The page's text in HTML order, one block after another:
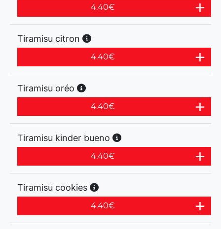
4.40€
Tiramisu citron
4.40€
Tiramisu oréo
4.40€
Tiramisu kinder bueno
4.40€
Tiramisu cookies
4.40€